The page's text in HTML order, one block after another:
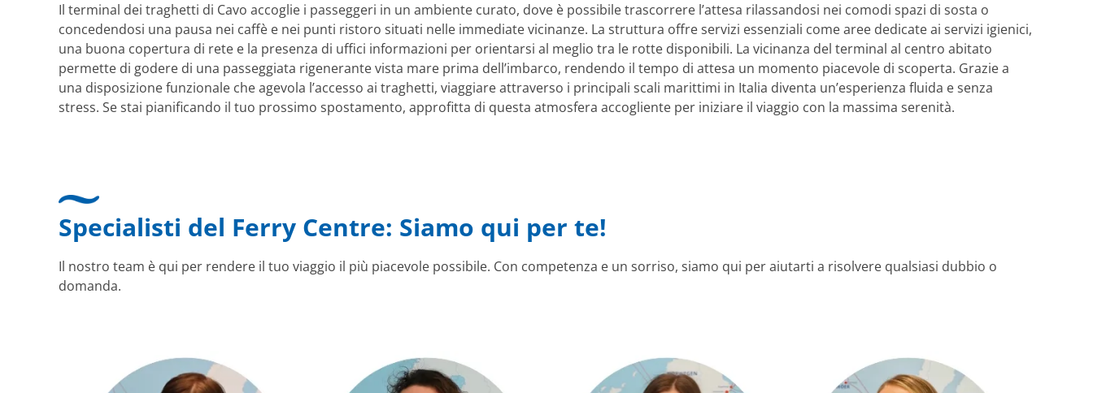
Il terminal dei traghetti di Cavo accoglie i passeggeri in un ambiente curato, dove è possibile trascorrere l’attesa rilassandosi nei comodi spazi di sosta o
concedendosi una pausa nei caffè e nei punti ristoro situati nelle immediate vicinanze. La struttura offre servizi essenziali come aree dedicate ai servizi igienici,
una buona copertura di rete e la presenza di uffici informazioni per orientarsi al meglio tra le rotte disponibili. La vicinanza del terminal al centro abitato
permette di godere di una passeggiata rigenerante vista mare prima dell’imbarco, rendendo il tempo di attesa un momento piacevole di scoperta. Grazie a
una disposizione funzionale che agevola l’accesso ai traghetti, viaggiare attraverso i principali scali marittimi in Italia diventa un’esperienza fluida e senza
stress. Se stai pianificando il tuo prossimo spostamento, approfitta di questa atmosfera accogliente per iniziare il viaggio con la massima serenità.
Specialisti del Ferry Centre: Siamo qui per te!
Il nostro team è qui per rendere il tuo viaggio il più piacevole possibile. Con competenza e un sorriso, siamo qui per aiutarti a risolvere qualsiasi dubbio o
domanda.